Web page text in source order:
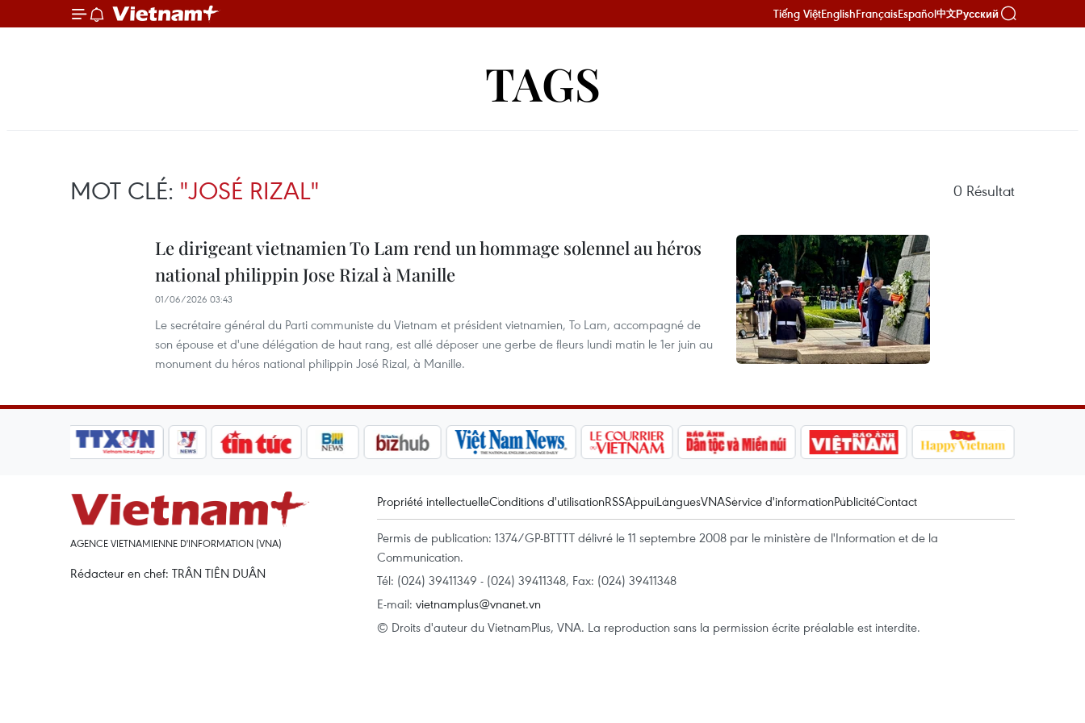
Tiếng ViệtEnglishFrançaisEspañol中文Русский
TAGS
MOT CLÉ: "JOSÉ RIZAL" 0 Résultat
Le dirigeant vietnamien To Lam rend un hommage solennel au héros
national philippin Jose Rizal à Manille
01/06/2026 03:43
Le secrétaire général du Parti communiste du Vietnam et président vietnamien, To Lam, accompagné de
son épouse et d'une délégation de haut rang, est allé déposer une gerbe de fleurs lundi matin le 1er juin au
monument du héros national philippin José Rizal, à Manille.
AGENCE VIETNAMIENNE D'INFORMATION (VNA)
Rédacteur en chef: TRÂN TIÊN DUÂN
Propriété intellectuelleConditions d'utilisationRSSAppuiLanguesVNAService d'informationPublicitéContact
Permis de publication: 1374/GP-BTTTT délivré le 11 septembre 2008 par le ministère de l'Information et de la
Communication.
Tél: (024) 39411349 - (024) 39411348, Fax: (024) 39411348
E-mail: vietnamplus@vnanet.vn
© Droits d'auteur du VietnamPlus, VNA. La reproduction sans la permission écrite préalable est interdite.